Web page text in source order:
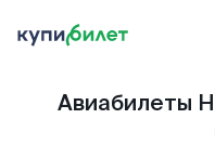
Авиабилеты